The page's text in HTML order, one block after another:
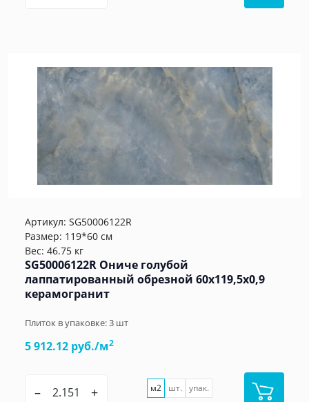
Артикул: SG50006122R
Размер: 119*60 см
Вес: 46.75 кг
SG50006122R Ониче голубой
лаппатированный обрезной 60x119,5x0,9
керамогранит
Плиток в упаковке:3 шт
5 912.12 руб./м2
– + м2 шт. упак.